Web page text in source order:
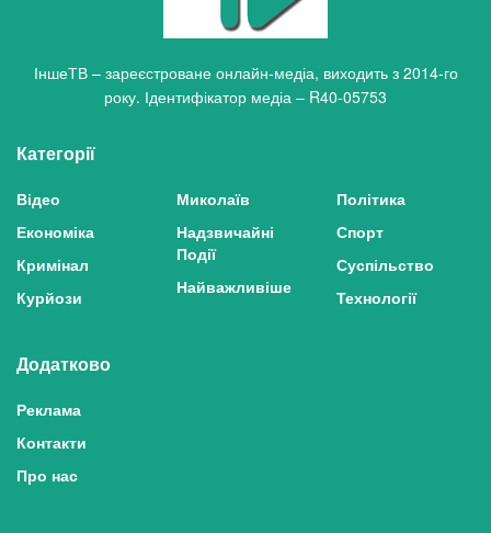
ІншеТВ – зареєстроване онлайн-медіа, виходить з 2014-го
року. Ідентифікатор медіа – R40-05753
Категорії
Відео
Економіка
Кримінал
Курйози
Миколаїв
Надзвичайні
Події
Найважливіше
Політика
Спорт
Суспільство
Технології
Додатково
Реклама
Контакти
Про нас